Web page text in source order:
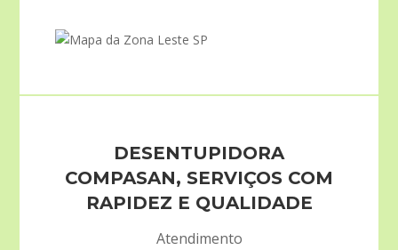
DESENTUPIDORA
COMPASAN, SERVIÇOS COM
RAPIDEZ E QUALIDADE
Atendimento